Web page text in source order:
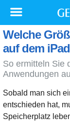
Welche
auf dem iPad
So ermitteln Sie
Anwendungen
Sobald man sich
entschieden hat,
Speicherplatz